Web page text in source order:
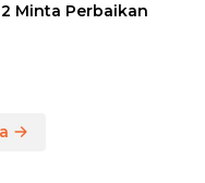
Minta Perbaikan